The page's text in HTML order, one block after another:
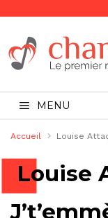
MENU
Accueil Louise
Louise